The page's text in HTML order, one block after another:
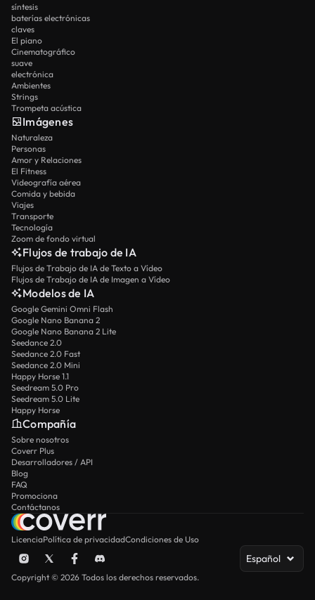
síntesis
baterías electrónicas
claves
El piano
Cinematográfico
suave
electrónica
Ambientes
Strings
Trompeta acústica
Imágenes
Naturaleza
Personas
Amor y Relaciones
El Fitness
Videografía aérea
Comida y bebida
Viajes
Transporte
Tecnología
Zoom de fondo virtual
Flujos de trabajo de IA
Flujos de Trabajo de IA de Texto a Vídeo
Flujos de Trabajo de IA de Imagen a Vídeo
Modelos de IA
Google Gemini Omni Flash
Google Nano Banana 2
Google Nano Banana 2 Lite
Seedance 2.0
Seedance 2.0 Fast
Seedance 2.0 Mini
Happy Horse 1.1
Seedream 5.0 Pro
Seedream 5.0 Lite
Happy Horse
Compañía
Sobre nosotros
Coverr Plus
Desarrolladores / API
Blog
FAQ
Promociona
Contáctanos
LicenciaPolítica de privacidadCondiciones de Uso
Español
Copyright © 2026 Todos los derechos reservados.